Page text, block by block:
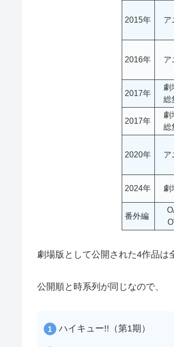
2015年 ア
2016年 ア
2017年
劇
総
2017年
劇
総
2020年 ア
2024年 劇
番外編
劇場版として公開された4作品は
公開順と時系列が同じなので、
ハイキュー!!（第1期）